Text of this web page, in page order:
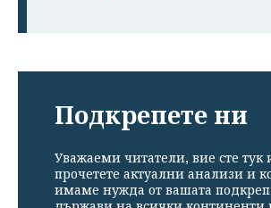
Подкрепете ни
Уважаеми читатели, вие сте тук
прочетете актуални анализи и
имаме нужда от вашата